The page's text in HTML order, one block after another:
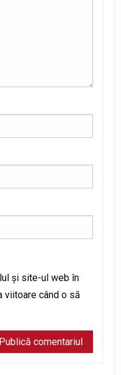
și site-ul web în
viitoare când o să